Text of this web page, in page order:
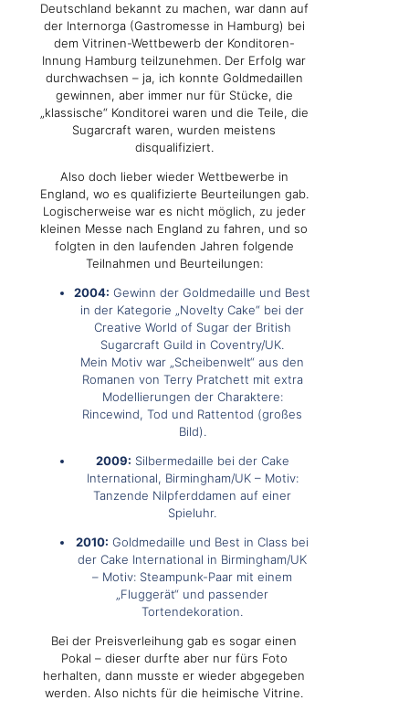
Deutschland bekannt zu machen, war dann auf
der Internorga (Gastromesse in Hamburg) bei
dem Vitrinen-Wettbewerb der Konditoren-
Innung Hamburg teilzunehmen. Der Erfolg war
durchwachsen – ja, ich konnte Goldmedaillen
gewinnen, aber immer nur für Stücke, die
„klassische“ Konditorei waren und die Teile, die
Sugarcraft waren, wurden meistens
disqualifiziert.
Also doch lieber wieder Wettbewerbe in
England, wo es qualifizierte Beurteilungen gab.
Logischerweise war es nicht möglich, zu jeder
kleinen Messe nach England zu fahren, und so
folgten in den laufenden Jahren folgende
Teilnahmen und Beurteilungen:
2004: Gewinn der Goldmedaille und Best
in der Kategorie „Novelty Cake“ bei der
Creative World of Sugar der British
Sugarcraft Guild in Coventry/UK.
Mein Motiv war „Scheibenwelt“ aus den
Romanen von Terry Pratchett mit extra
Modellierungen der Charaktere:
Rincewind, Tod und Rattentod (großes
Bild).
2009: Silbermedaille bei der Cake
International, Birmingham/UK – Motiv:
Tanzende Nilpferddamen auf einer
Spieluhr.
2010: Goldmedaille und Best in Class bei
der Cake International in Birmingham/UK
– Motiv: Steampunk-Paar mit einem
„Fluggerät“ und passender
Tortendekoration.
Bei der Preisverleihung gab es sogar einen
Pokal – dieser durfte aber nur fürs Foto
herhalten, dann musste er wieder abgegeben
werden. Also nichts für die heimische Vitrine.